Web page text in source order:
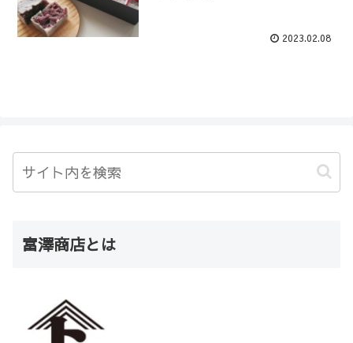
2023.02.08
富澤商店とは